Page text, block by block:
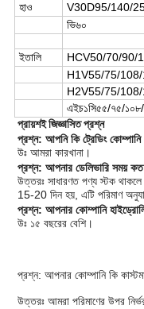
হাও
V30D95/140/
ভি৬০
ইতালি
HCV50/70/90/
H1V55/75/
H2V55/75/
এইচ১সি৫৫/৭৫/
প্রায়শই জিজ্ঞাসিত প্রশ্ন
প্রশ্ন: আপনি কি ট্রেডিং কোম্পানি
উঃ আমরা কারখানা।
প্রশ্ন: আপনার ডেলিভারি সময়
উত্তরঃ সাধারণত পণ্য স্টক
15-20 দিন হয়, এটি পরিমাণ
প্রশ্ন: আপনার কোম্পানি
উঃ ১৫ বছরের বেশি।
প্রশ্ন: আপনার কোম্পানি কি
উত্তরঃ আমরা পরিমাণের উপর